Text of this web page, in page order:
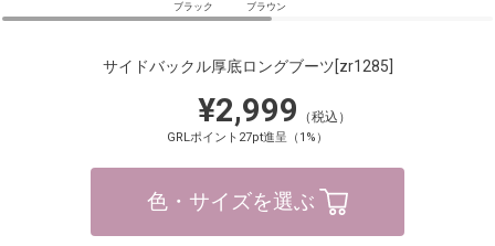
ブラック ブラウン
サイドバックル厚底ロングブーツ[zr1285]
¥2,999 （税込）
GRLポイント27pt進呈（1%）
色・サイズを選ぶ